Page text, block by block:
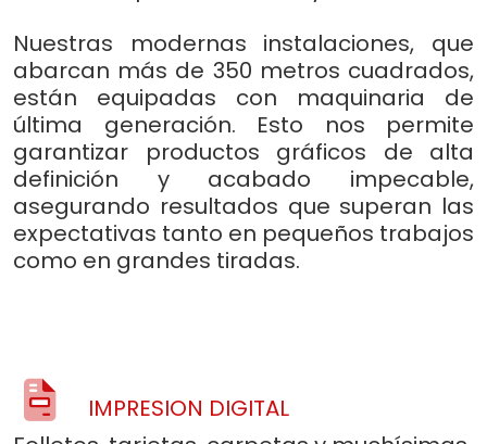
Nuestras modernas instalaciones, que
abarcan más de 350 metros cuadrados,
están equipadas con maquinaria de
última generación. Esto nos permite
garantizar productos gráficos de alta
definición y acabado impecable,
asegurando resultados que superan las
expectativas tanto en pequeños trabajos
como en grandes tiradas.
IMPRESION DIGITAL